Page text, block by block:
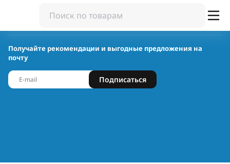
Получайте рекомендации и выгодные предложения на
почту
Подписаться